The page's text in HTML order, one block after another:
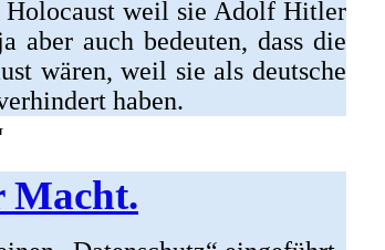
Holocaust weil sie Adolf Hitler
aber auch bedeuten, dass die
wären, weil sie als deutsche
haben.
Macht.